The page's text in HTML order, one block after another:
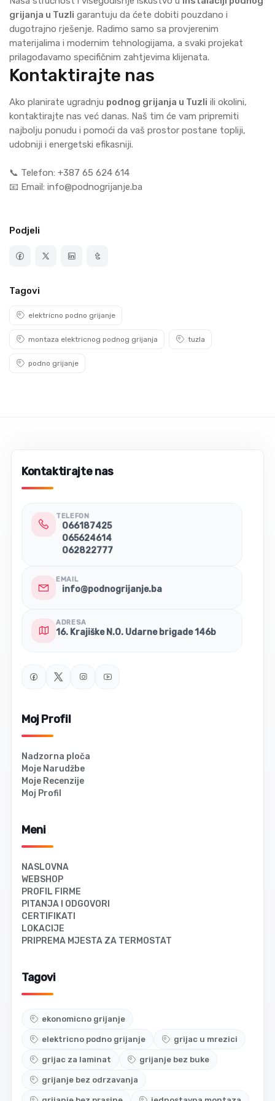
grijanja u Tuzli garantuju da ćete dobiti pouzdano i
dugotrajno rješenje. Radimo samo sa provjerenim
materijalima i modernim tehnologijama, a svaki projekat
prilagođavamo specifičnim zahtjevima klijenata.
Kontaktirajte nas
Ako planirate ugradnju podnog grijanja u Tuzli ili okolini,
kontaktirajte nas već danas. Naš tim će vam pripremiti
najbolju ponudu i pomoći da vaš prostor postane topliji,
udobniji i energetski efikasniji.
📞 Telefon: +387 65 624 614
📧 Email: info@podnogrijanje.ba
Podjeli
Tagovi
elektricno podno grijanje
montaza elektricnog podnog grijanja tuzla
podno grijanje
Kontaktirajte nas
TELEFON
066187425
065624614
062822777
EMAIL
info@podnogrijanje.ba
ADRESA
16. Krajiške N.O. Udarne brigade 146b
Moj Profil
Nadzorna ploča
Moje Narudžbe
Moje Recenzije
Moj Profil
Meni
NASLOVNA
WEBSHOP
PROFIL FIRME
PITANJA I ODGOVORI
CERTIFIKATI
LOKACIJE
PRIPREMA MJESTA ZA TERMOSTAT
Tagovi
ekonomicno grijanje
elektricno podno grijanje grijac u mrezici
grijac za laminat grijanje bez buke
grijanje bez odrzavanja